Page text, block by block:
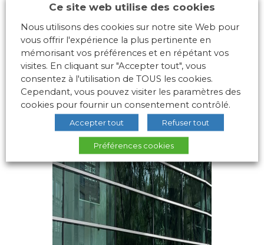
Ce site web utilise des cookies
Nous utilisons des cookies sur notre site Web pour
vous offrir l'expérience la plus pertinente en
mémorisant vos préférences et en répétant vos
visites. En cliquant sur "Accepter tout", vous
consentez à l'utilisation de TOUS les cookies.
Cependant, vous pouvez visiter les paramètres des
cookies pour fournir un consentement contrôlé.
Accepter tout Refuser tout
Préférences cookies